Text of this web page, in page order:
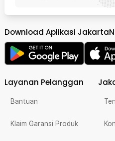
Download Aplikasi
Layanan Pelanggan
Bantuan
Klaim Garansi Produk